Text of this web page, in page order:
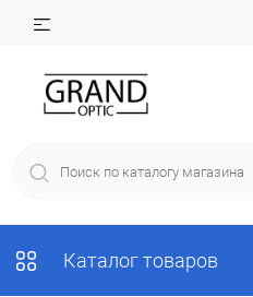
Каталог товаров